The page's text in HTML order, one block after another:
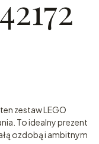
zestaw LEGO
To idealny prezent
ozdobą i ambitnym